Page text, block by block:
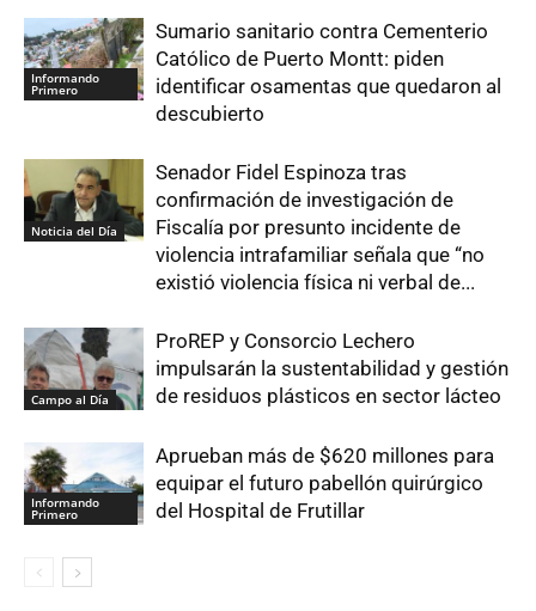
Informando
Primero
Sumario sanitario contra Cementerio
Católico de Puerto Montt: piden
identificar osamentas que quedaron al
descubierto
Noticia del Día
Senador Fidel Espinoza tras
confirmación de investigación de
Fiscalía por presunto incidente de
violencia intrafamiliar señala que “no
existió violencia física ni verbal de...
Campo al Día
ProREP y Consorcio Lechero
impulsarán la sustentabilidad y gestión
de residuos plásticos en sector lácteo
Informando
Primero
Aprueban más de $620 millones para
equipar el futuro pabellón quirúrgico
del Hospital de Frutillar